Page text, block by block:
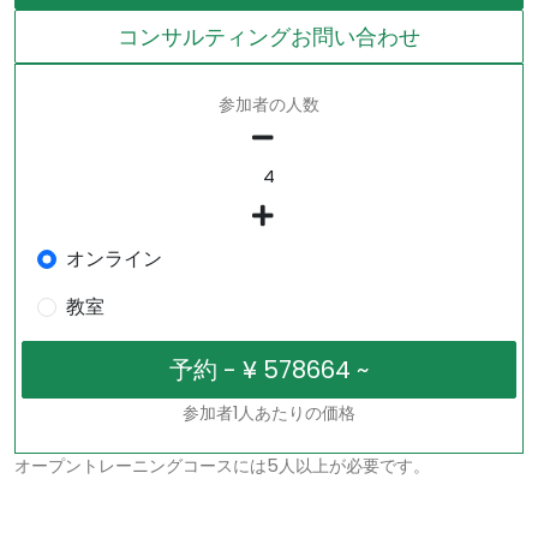
コンサルティングお問い合わせ
参加者の人数
オンライン
教室
参加者1人あたりの価格
オープントレーニングコースには5人以上が必要です。